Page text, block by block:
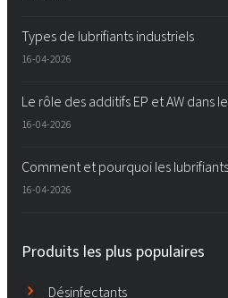
Types de lubrifiants industriels
16-04-2026
Le rôle des additifs EP et AW dans
16-04-2026
Comment et pourquoi les
16-04-2026
Produits les plus populaires
Désinfectants